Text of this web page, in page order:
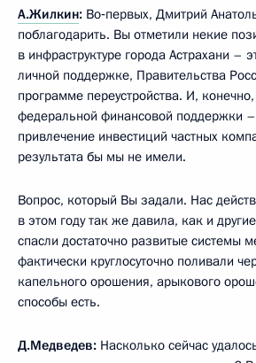
А.Жилкин: Во‑первых, Дмитрий
поблагодарить. Вы отметили некие
в инфраструктуре города Астрахани –
личной поддержке, Правительства
программе переустройства. И,
федеральной финансовой поддержки
привлечение инвестиций частных
результата бы мы не имели.
Вопрос, который Вы задали. Нас
в этом году так же давила, как и
спасли достаточно развитые системы
фактически круглосуточно поливали
капельного орошения, арыкового
способы есть.
Д.Медведев: Насколько сейчас